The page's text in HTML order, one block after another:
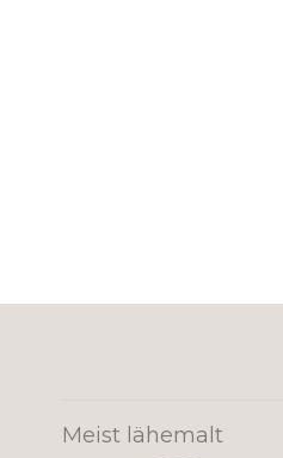
Meist lähemalt